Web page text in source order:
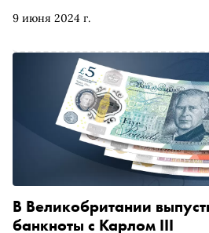
9 июня 2024 г.
В Великобритании
банкноты с Карлом III